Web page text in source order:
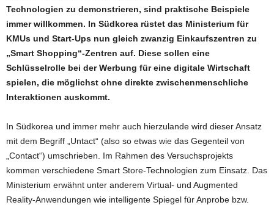
Technologien zu demonstrieren, sind praktische Beispiele
immer willkommen. In Südkorea rüstet das Ministerium für
KMUs und Start-Ups nun gleich zwanzig Einkaufszentren zu
„Smart Shopping“-Zentren auf. Diese sollen eine
Schlüsselrolle bei der Werbung für eine digitale Wirtschaft
spielen, die möglichst ohne direkte zwischenmenschliche
Interaktionen auskommt.
In Südkorea und immer mehr auch hierzulande wird dieser Ansatz
mit dem Begriff „Untact“ (also so etwas wie das Gegenteil von
„Contact“) umschrieben. Im Rahmen des Versuchsprojekts
kommen verschiedene Smart Store-Technologien zum Einsatz. Das
Ministerium erwähnt unter anderem Virtual- und Augmented
Reality-Anwendungen wie intelligente Spiegel für Anprobe bzw.